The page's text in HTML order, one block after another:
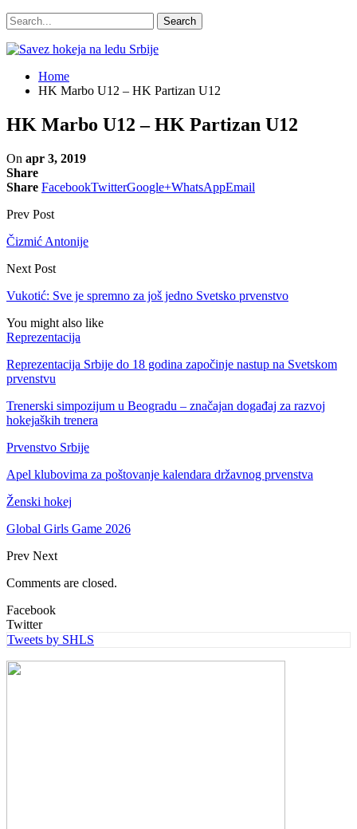
Home
HK Marbo U12 – HK Partizan U12
HK Marbo U12 – HK Partizan U12
On apr 3, 2019
Share
Share FacebookTwitterGoogle+WhatsAppEmail
Prev Post
Čizmić Antonije
Next Post
Vukotić: Sve je spremno za još jedno Svetsko prvenstvo
You might also like
Reprezentacija
Reprezentacija Srbije do 18 godina započinje nastup na Svetskom
prvenstvu
Trenerski simpozijum u Beogradu – značajan događaj za razvoj
hokejaških trenera
Prvenstvo Srbije
Apel klubovima za poštovanje kalendara državnog prvenstva
Ženski hokej
Global Girls Game 2026
Prev Next
Comments are closed.
Facebook
Twitter
Tweets by SHLS